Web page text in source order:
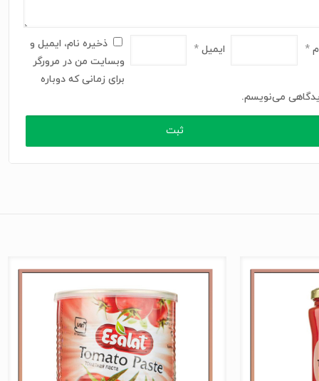
* ایمیل*
ذخیره نام، ایمیل و
وبسایت من در مرورگر
برای زمانی که دوباره
می‌نویسم.